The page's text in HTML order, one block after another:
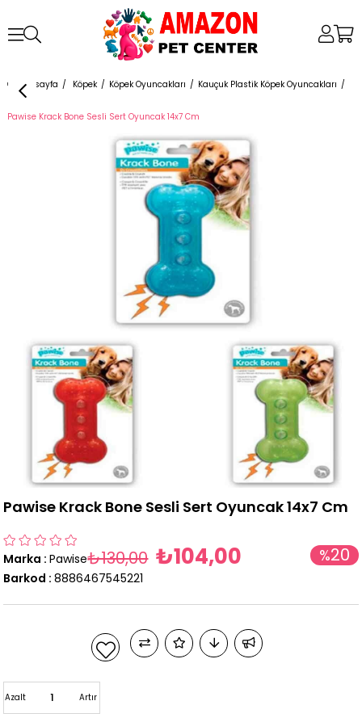
Anasayfa Köpek Köpek Oyuncakları Kauçuk Plastik Köpek Oyuncakları
Pawise Krack Bone Sesli Sert Oyuncak 14x7 Cm
Pawise Krack Bone Sesli Sert Oyuncak 14x7 Cm
Marka : Pawise %20
₺130,00 ₺104,00
Barkod : 8886467545221
Artır
Azalt